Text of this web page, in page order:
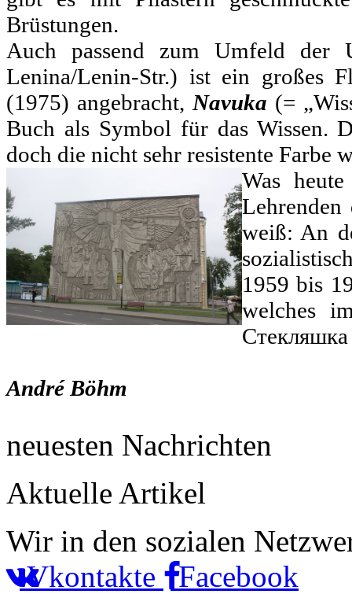
Brüstungen.
Auch passend zum Umfeld der
Lenina/Lenin-Str.) ist ein großes
(1975) angebracht, Navuka (=
Buch als Symbol für das Wissen.
doch die nicht sehr resistente Farbe
Was
Lehrenden
weiß: An
1959 bis
welches
Стекляшка
André Böhm
neuesten Nachrichten
Aktuelle Artikel
Wir in den sozialen
Vkontakte Facebook